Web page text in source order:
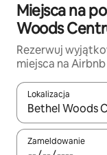
Miejsca na
Woods
Rezerwuj
miejsca na Airbnb
Lokalizacja
Gdy wyniki będą
Zameldowanie